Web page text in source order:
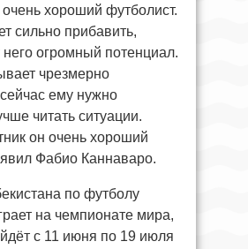
хороший футболист.
сильно прибавить,
него огромный потенциал.
чрезмерно
ему нужно
читать ситуации.
он очень хороший
Фабио Каннаваро.
по футболу
на чемпионате мира,
с 11 июня по 19 июля